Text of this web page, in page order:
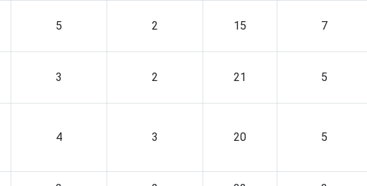
5 2 15 7
3 2 21 5
4 3 20 5